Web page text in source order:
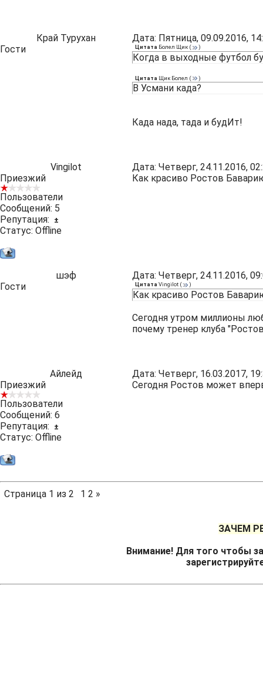
Край Турухан
Дата: Пятница, 09.09.2016,
Гости
Цитата Болел Щик ( )
Когда в выходные футбол
Цитата Щик Болел ( )
В Усмани када?
Када нада, тада и будИт!
Vingilot
Дата: Четверг, 24.11.2016,
Приезжий
Пользователи
Сообщений: 5
Репутация:
±
Статус: Offline
Как красиво Ростов
шэф
Дата: Четверг, 24.11.2016,
Гости
Цитата Vingilot ( )
Как красиво Ростов
Сегодня утром миллионы
почему тренер клуба
Айлейд
Дата: Четверг, 16.03.2017,
Приезжий
Пользователи
Сообщений: 6
Репутация:
±
Статус: Offline
Сегодня Ростов может
Страница 1 из 2 1 2 »
ЗАЧЕМ
Внимание! Для того чтобы